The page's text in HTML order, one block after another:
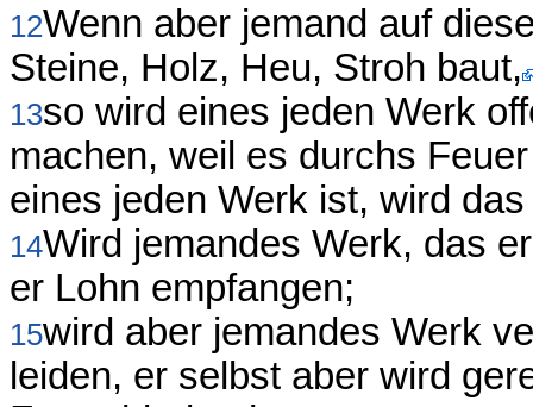
12Wenn aber jemand auf
Steine, Holz, Heu, Stroh baut,
13so wird eines jeden Werk
machen, weil es durchs
eines jeden Werk ist, wird
14Wird jemandes Werk, das
er Lohn empfangen;
15wird aber jemandes Werk
leiden, er selbst aber wird